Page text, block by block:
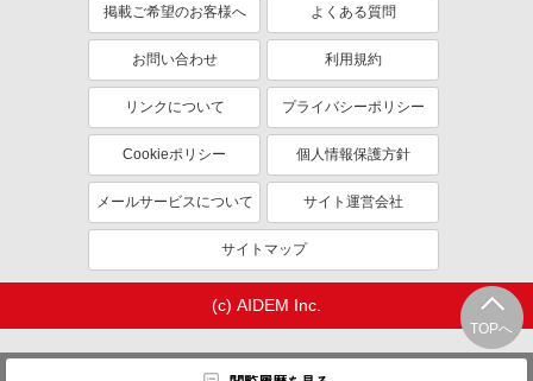
TOPへ
掲載ご希望のお客様へ よくある質問
お問い合わせ 利用規約
リンクについて プライバシーポリシー
Cookieポリシー 個人情報保護方針
メールサービスについて サイト運営会社
サイトマップ
(c) AIDEM Inc.